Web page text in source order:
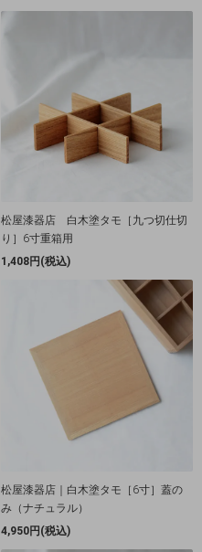
松屋漆器店 白木塗タモ［九つ切仕切
り］6寸重箱用
1,408円(税込)
松屋漆器店｜白木塗タモ［6寸］蓋の
み（ナチュラル）
4,950円(税込)